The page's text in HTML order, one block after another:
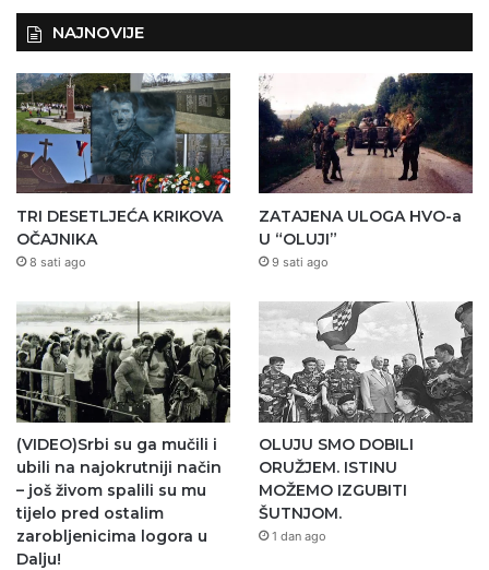
NAJNOVIJE
TRI DESETLJEĆA KRIKOVA
OČAJNIKA
8 sati ago
ZATAJENA ULOGA HVO-a
U “OLUJI”
9 sati ago
(VIDEO)Srbi su ga mučili i
ubili na najokrutniji način
– još živom spalili su mu
tijelo pred ostalim
zarobljenicima logora u
Dalju!
OLUJU SMO DOBILI
ORUŽJEM. ISTINU
MOŽEMO IZGUBITI
ŠUTNJOM.
1 dan ago